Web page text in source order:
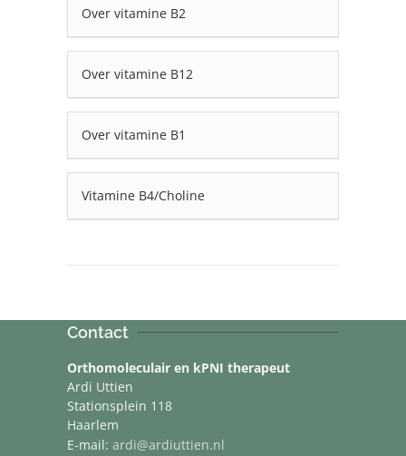
Over vitamine B2
Over vitamine B12
Over vitamine B1
Vitamine B4/Choline
Contact
Orthomoleculair en kPNI therapeut
Ardi Uttien
Stationsplein 118
Haarlem
E-mail: ardi@ardiuttien.nl